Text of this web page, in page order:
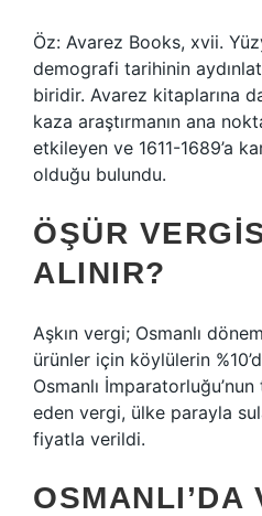
Öz: Avarez Books, xvii.
demografi tarihinin
biridir. Avarez kitaplarına
kaza araştırmanın ana
etkileyen ve 1611-1689’a
olduğu bulundu.
ÖŞÜR
ALINIR?
Aşkın vergi; Osmanlı
ürünler için köylülerin
Osmanlı
eden vergi, ülke parayla
fiyatla verildi.
OSMANLI’DA